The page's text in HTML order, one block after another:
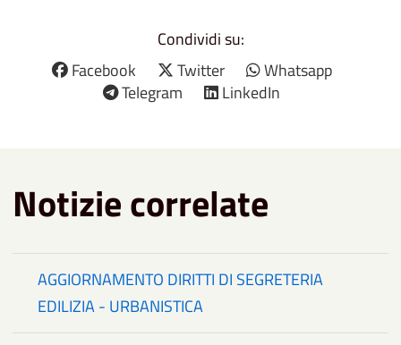
Condividi su:
Facebook
Twitter
Whatsapp
Telegram
LinkedIn
Notizie correlate
AGGIORNAMENTO DIRITTI DI SEGRETERIA
EDILIZIA - URBANISTICA